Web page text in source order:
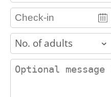
adults
contact_message